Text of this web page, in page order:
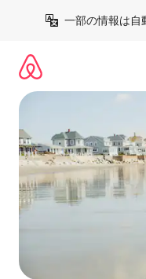
一部の情報は自